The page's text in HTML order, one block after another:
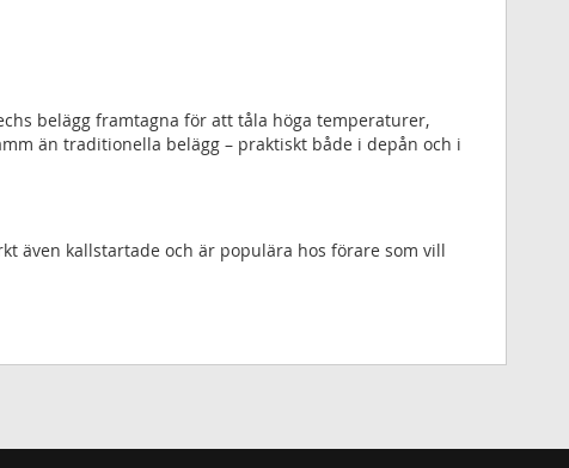
belägg framtagna för att tåla höga temperaturer,
än traditionella belägg – praktiskt både i depån och i
även kallstartade och är populära hos förare som vill